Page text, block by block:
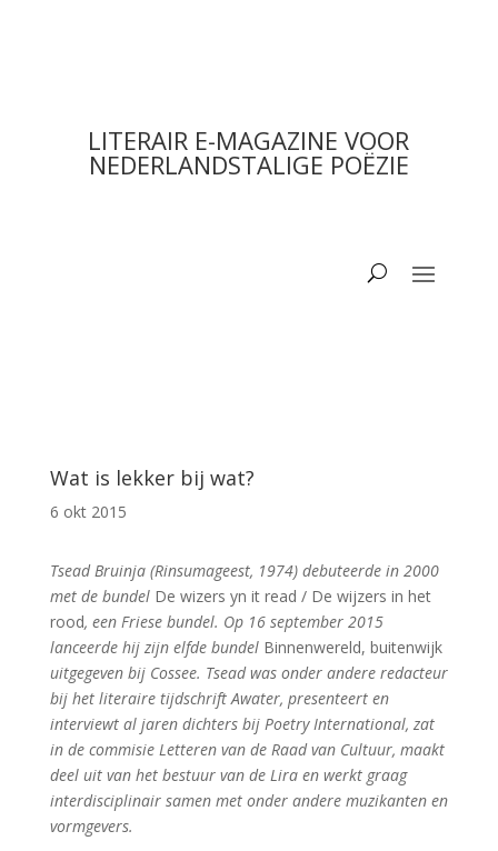
LITERAIR E-MAGAZINE VOOR
NEDERLANDSTALIGE POËZIE
Wat is lekker bij wat?
6 okt 2015
Tsead Bruinja (Rinsumageest, 1974) debuteerde in 2000
met de bundel De wizers yn it read / De wijzers in het
rood, een Friese bundel. Op 16 september 2015
lanceerde hij zijn elfde bundel Binnenwereld, buitenwijk
uitgegeven bij Cossee. Tsead was onder andere redacteur
bij het literaire tijdschrift Awater, presenteert en
interviewt al jaren dichters bij Poetry International, zat
in de commisie Letteren van de Raad van Cultuur, maakt
deel uit van het bestuur van de Lira en werkt graag
interdisciplinair samen met onder andere muzikanten en
vormgevers.